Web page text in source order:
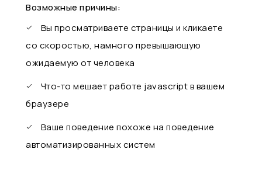
Возможные причины:
Вы просматриваете страницы и кликаете
со скоростью, намного превышающую
ожидаемую от человека
Что-то мешает работе javascript в вашем
браузере
Ваше поведение похоже на поведение
автоматизированных систем